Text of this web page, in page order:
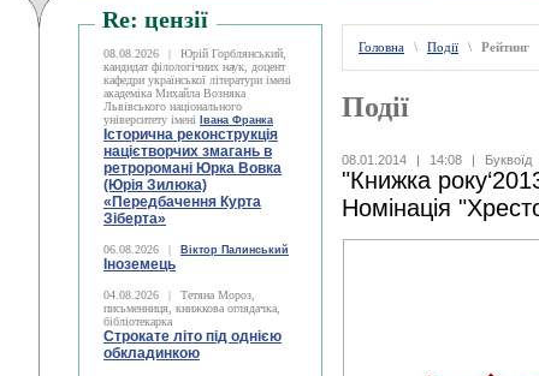
Re: цензії
08.08.2026 |
Юрій Горблянський,
кандидат філологічних наук, доцент
кафедри української літератури імені
академіка Михайла Возняка
Львівського національного
університету імені
Івана Франка
Історична реконструкція
націєтворчих змагань в
ретроромані Юрка Вовка
(Юрія Зилюка)
«Передбачення Курта
Зіберта»
06.08.2026 | Віктор Палинський
Іноземець
04.08.2026 |
Тетяна Мороз,
письменниця, книжкова оглядачка,
бібліотекарка
Строкате літо під однією
обкладинкою
Головна \ Події \ Рейтинг
Події
08.01.2014 | 14:08 | Буквоїд
"Книжка
Номінація